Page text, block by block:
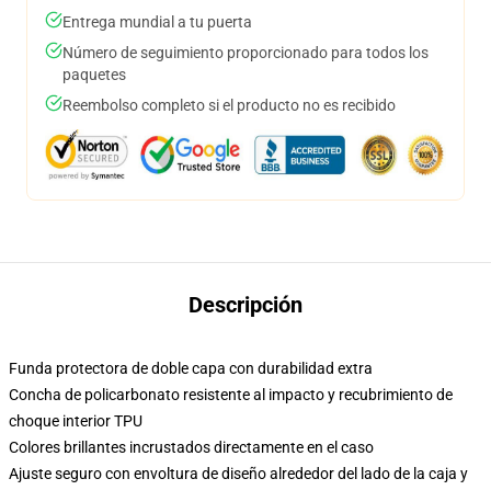
Entrega mundial a tu puerta
Número de seguimiento proporcionado para todos los
paquetes
Reembolso completo si el producto no es recibido
Descripción
Funda protectora de doble capa con durabilidad extra
Concha de policarbonato resistente al impacto y recubrimiento de
choque interior TPU
Colores brillantes incrustados directamente en el caso
Ajuste seguro con envoltura de diseño alrededor del lado de la caja y